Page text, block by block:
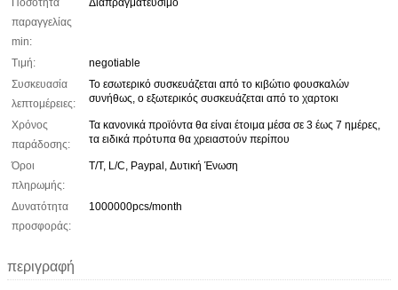
Ποσότητα
παραγγελίας
min:
Διαπραγματεύσιμο
Τιμή:
negotiable
Συσκευασία
λεπτομέρειες:
Το εσωτερικό συσκευάζεται από το κιβώτιο φουσκαλών
συνήθως, ο εξωτερικός συσκευάζεται από το χαρτοκι
Χρόνος
παράδοσης:
Τα κανονικά προϊόντα θα είναι έτοιμα μέσα σε 3 έως 7 ημέρες,
τα ειδικά πρότυπα θα χρειαστούν περίπου
Όροι
πληρωμής:
T/T, L/C, Paypal, Δυτική Ένωση
Δυνατότητα
προσφοράς:
1000000pcs/month
περιγραφή